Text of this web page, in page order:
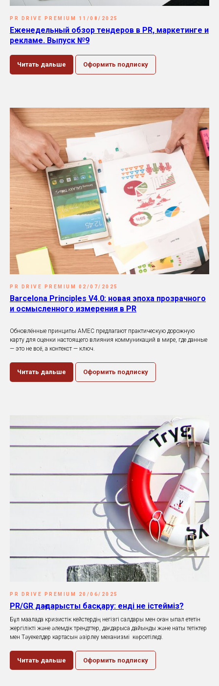
PR DRIVE PREMIUM 11/08/2025
Еженедельный обзор тендеров в PR, маркетинге и
рекламе. Выпуск №9
Читать дальше Оформить подписку
PR DRIVE PREMIUM 02/07/2025
Barcelona Principles V4.0: новая эпоха прозрачного
и осмысленного измерения в PR
Обновлённые принципы AMEC предлагают практическую дорожную
карту для оценки настоящего влияния коммуникаций в мире, где данные
— это не всё, а контекст — ключ.
Читать дальше Оформить подписку
PR DRIVE PREMIUM 20/06/2025
PR/GR дағдарысты басқару: енді не істейміз?
Бұл мақалада кризистік кейстердің негізгі салдары мен оған ықпал ететін
жергілікті және әлемдік трендттер, дағдарысқа дайындық және нақты тетіктер
мен Тәуекелдер картасын әзірлеу механизмі көрсетіледі.
Читать дальше Оформить подписку